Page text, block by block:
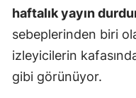
haftalık yayın
sebeplerinden biri
izleyicilerin
gibi görünüyor.